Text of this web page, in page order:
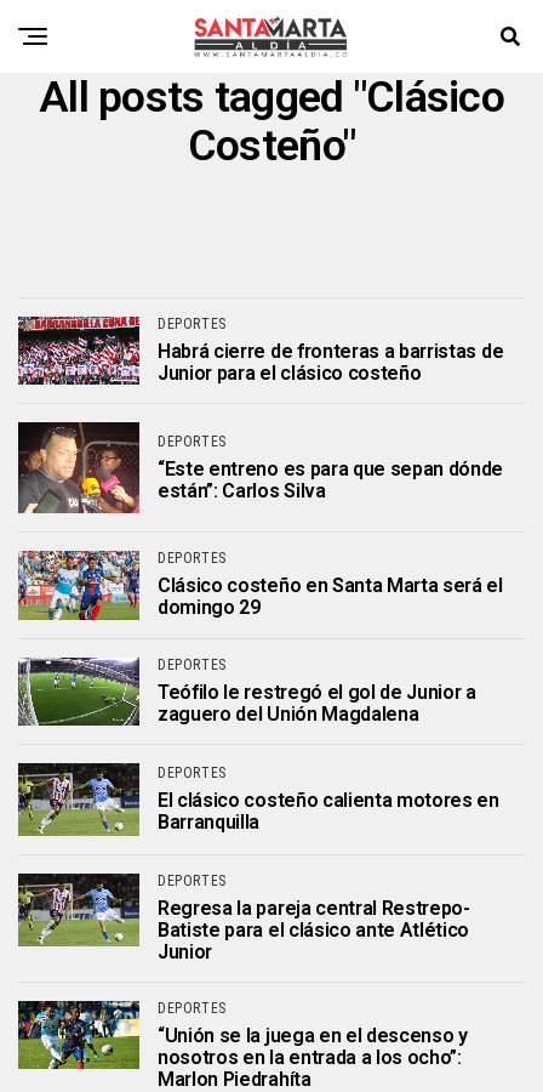
All posts tagged "Clásico
Costeño"
DEPORTES
Habrá cierre de fronteras a barristas de
Junior para el clásico costeño
DEPORTES
“Este entreno es para que sepan dónde
están”: Carlos Silva
DEPORTES
Clásico costeño en Santa Marta será el
domingo 29
DEPORTES
Teófilo le restregó el gol de Junior a
zaguero del Unión Magdalena
DEPORTES
El clásico costeño calienta motores en
Barranquilla
DEPORTES
Regresa la pareja central Restrepo-
Batiste para el clásico ante Atlético
Junior
DEPORTES
“Unión se la juega en el descenso y
nosotros en la entrada a los ocho”:
Marlon Piedrahíta